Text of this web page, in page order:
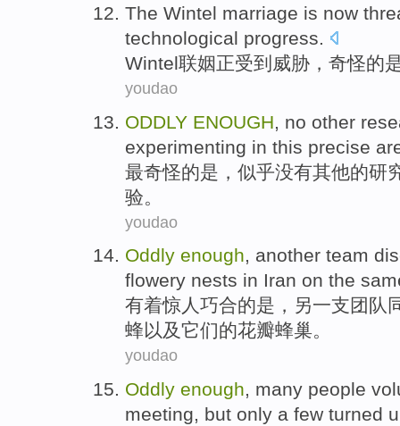
The Wintel marriage is now
technological progress.
Wintel联姻正受到威胁 ， 奇怪的
youdao
ODDLY ENOUGH no other
experimenting in this precise
最奇怪的是， 似乎没有其他的研
验 。
youdao
Oddly enough, another team
flowery nests in Iran on the
有着惊人 巧合的是， 另一支团队
蜂以及它们的花瓣蜂巢。
youdao
Oddly enough, many people
meeting, but only a few turned